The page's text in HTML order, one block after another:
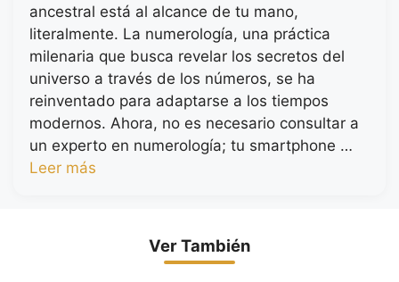
ancestral está al alcance de tu mano,
literalmente. La numerología, una práctica
milenaria que busca revelar los secretos del
universo a través de los números, se ha
reinventado para adaptarse a los tiempos
modernos. Ahora, no es necesario consultar a
un experto en numerología; tu smartphone …
Leer más
Ver También